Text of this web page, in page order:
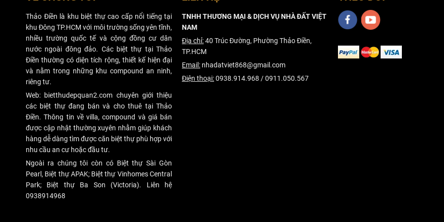
Thảo Điền là khu biệt thự cao cấp nổi tiếng tại
khu Đông TP.HCM với môi trường sống yên tĩnh,
nhiều trường quốc tế và cộng đồng cư dân
nước ngoài đông đảo. Các biệt thự tại Thảo
Điền thường có diện tích rộng, thiết kế hiện đại
và nằm trong những khu compound an ninh,
riêng tư.
Web: bietthudepquan2.com chuyên giới thiệu
các biệt thự đang bán và cho thuê tại Thảo
Điền. Thông tin về villa, compound và giá bán
được cập nhật thường xuyên nhằm giúp khách
hàng dễ dàng tìm được căn biệt thự phù hợp với
nhu cầu an cư hoặc đầu tư.
Ngoài ra chúng tôi còn có Biệt thự Sài Gòn
Pearl, Biệt thự APAK; Biệt thự Vinhomes Central
Park; Biệt thự Ba Son (Victoria). Liên hệ
0938914968
TNHH THƯƠNG MẠI & DỊCH VỤ NHÀ ĐẤT VIỆT
NAM
Địa chỉ:40 Trúc Đường, Phường Thảo Điền,
TP.HCM
Email: nhadatviet868@gmail.com
Điện thoại:0938.914.968 / 0911.050.567